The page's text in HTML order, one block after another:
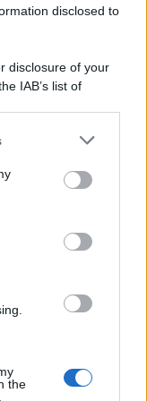
disclosed to
disclosure of your
IAB’s list of
us to third parties
or more Google
including but
You may click to
party tags to
the